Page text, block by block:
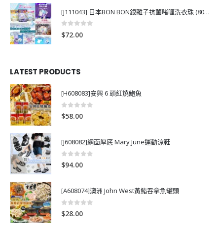
[J111043] 日本BON BON銀離子抗菌啫喱洗衣珠 (80粒)
0
$72.00
LATEST PRODUCTS
[H608083]安興 6 頭紅燒鮑魚
0out of 5
$58.00
[J608082]網面厚底 Mary June運動涼鞋
0 out of 5
$94.00
[A608074]澳洲 John West黃鮨吞拿魚罐頭
0
$28.00